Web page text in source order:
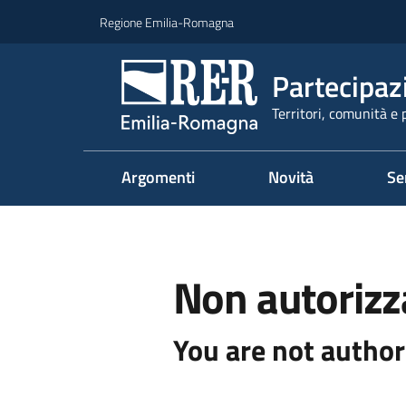
Regione Emilia-Romagna
Territori, comunità e
Argomenti Novità
Non
You are not